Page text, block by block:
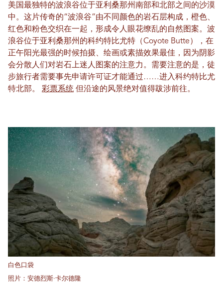
美国最独特的波浪谷位于亚利桑那州南部和北部之间的沙漠
中。这片传奇的“波浪谷”由不同颜色的岩石层构成，橙色、
红色和粉色交织在一起，形成令人眼花缭乱的自然图案。波
浪谷位于亚利桑那州的科约特比尤特（Coyote Butte），在
正午阳光最强的时候拍摄、绘画或素描效果最佳，因为阴影
会分散人们对岩石上迷人图案的注意力。需要注意的是，徒
步旅行者需要事先申请许可证才能通过……进入科约特比尤
特北部。 彩票系统 但沿途的风景绝对值得跋涉前往。
白色口袋
照片：安德烈斯·卡尔德隆